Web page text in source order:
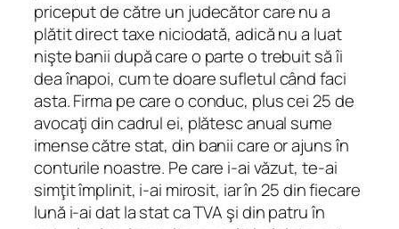
priceput de către un judecător care nu a
plătit direct taxe niciodată, adică nu a luat
nişte banii după care o parte o trebuit să îi
dea înapoi, cum te doare sufletul când faci
asta. Firma pe care o conduc, plus cei 25 de
avocaţi din cadrul ei, plătesc anual sume
imense către stat, din banii care or ajuns în
conturile noastre. Pe care i-ai văzut, te-ai
simţit împlinit, i-ai mirosit, iar în 25 din fiecare
lună i-ai dat la stat ca TVA şi din patru în